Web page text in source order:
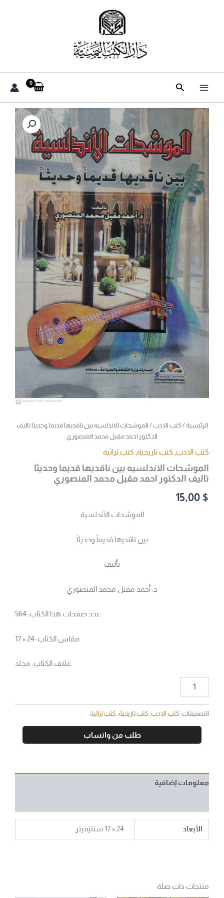
البحث
الرئيسية/ كتب الادب / الموشحات الاندلسيه بين ناقديها قديما وحديثا تاليف
الدكتور احمد مقبل محمد المنصوري
كتب الادب كتب تاريخية كتب تراثية
الموشحات الاندلسيه بين ناقديها قديما وحديثا
تاليف الدكتور احمد مقبل محمد المنصوري
15,00 $
الموشحات الأندلسية
بين ناقديها قديماً وحديثاً
تأليف
د. أحمد مقبل محمد المنصوري
عدد صفحات هذا الكتاب: 564
مقاس الكتاب: 24 × 17
غلاف الكتاب: مجلد
كمية
الموشحات
الاندلسيه
بين
ناقديها
قديما
وحديثا
تاليف
الدكتور
احمد
محمد
التصنيفات: كتب الادب, كتب تاريخية, كتب تراثية
طلب من واتساب
معلومات إضافية
الأبعاد 24 × 17 سنتيميتر
منتجات ذات صلة